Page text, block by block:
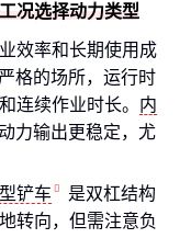
况选择动力类型
效率和长期使用成
格的场所，运行时
连续作业时长。 内
力输出更稳定，尤
铲车
是双杠结构
转向，但需注意负